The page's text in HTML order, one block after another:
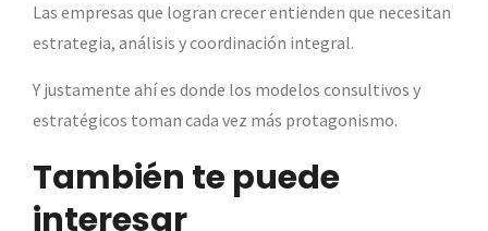
Las empresas que logran crecer entienden que necesitan
estrategia, análisis y coordinación integral.
Y justamente ahí es donde los modelos consultivos y
estratégicos toman cada vez más protagonismo.
También te puede
interesar